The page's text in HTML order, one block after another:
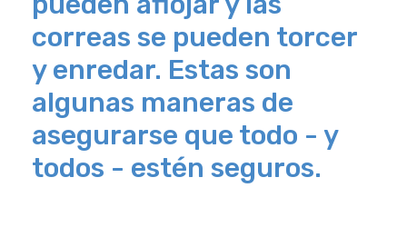
correas se pueden torcer
y enredar. Estas son
algunas maneras de
asegurarse que todo - y
todos - estén seguros.